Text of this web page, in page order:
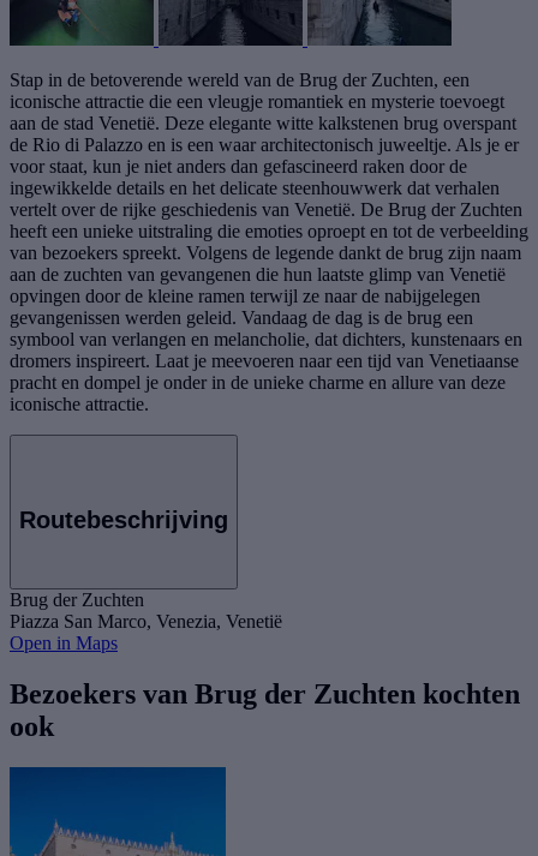
Stap in de betoverende wereld van de Brug der Zuchten, een
iconische attractie die een vleugje romantiek en mysterie toevoegt
aan de stad Venetië. Deze elegante witte kalkstenen brug overspant
de Rio di Palazzo en is een waar architectonisch juweeltje. Als je er
voor staat, kun je niet anders dan gefascineerd raken door de
ingewikkelde details en het delicate steenhouwwerk dat verhalen
vertelt over de rijke geschiedenis van Venetië. De Brug der Zuchten
heeft een unieke uitstraling die emoties oproept en tot de verbeelding
van bezoekers spreekt. Volgens de legende dankt de brug zijn naam
aan de zuchten van gevangenen die hun laatste glimp van Venetië
opvingen door de kleine ramen terwijl ze naar de nabijgelegen
gevangenissen werden geleid. Vandaag de dag is de brug een
symbool van verlangen en melancholie, dat dichters, kunstenaars en
dromers inspireert. Laat je meevoeren naar een tijd van Venetiaanse
pracht en dompel je onder in de unieke charme en allure van deze
iconische attractie.
Routebeschrijving
Brug der Zuchten
Piazza San Marco, Venezia, Venetië
Open in Maps
Bezoekers van Brug der Zuchten kochten
ook